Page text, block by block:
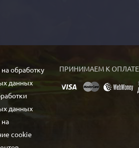
обработку
данных
данных
cookie
ПРИНИМАЕМ К ОПЛАТЕ